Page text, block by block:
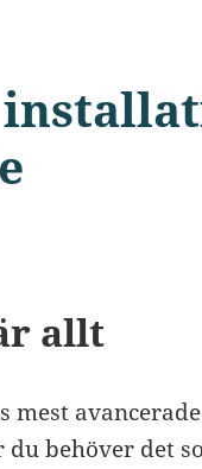
allt
mest
behöver det